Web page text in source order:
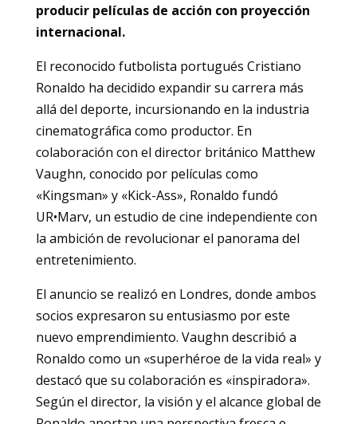
producir películas de acción con proyección
internacional. ​
El reconocido futbolista portugués Cristiano
Ronaldo ha decidido expandir su carrera más
allá del deporte, incursionando en la industria
cinematográfica como productor. En
colaboración con el director británico Matthew
Vaughn, conocido por películas como
«Kingsman» y «Kick-Ass», Ronaldo fundó
UR•Marv, un estudio de cine independiente con
la ambición de revolucionar el panorama del
entretenimiento. ​
El anuncio se realizó en Londres, donde ambos
socios expresaron su entusiasmo por este
nuevo emprendimiento. Vaughn describió a
Ronaldo como un «superhéroe de la vida real» y
destacó que su colaboración es «inspiradora».
Según el director, la visión y el alcance global de